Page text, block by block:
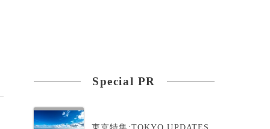
Special PR
東京特集:TOKYO UPDATES